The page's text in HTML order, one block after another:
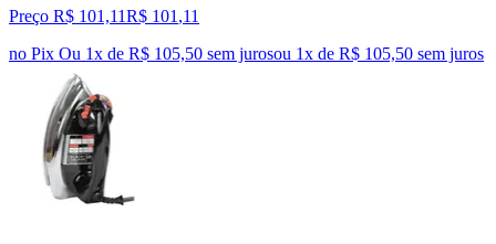
Preço R$ 101,11R$ 101 ,11
no Pix Ou 1x de R$ 105,50 sem jurosou 1x de R$ 105,50 sem juros